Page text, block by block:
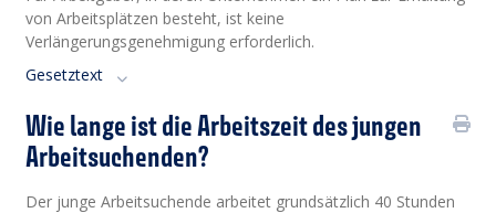
von Arbeitsplätzen besteht, ist keine
Verlängerungsgenehmigung erforderlich.
Gesetztext
Wie lange ist die Arbeitszeit des jungen
Arbeitsuchenden?
Der junge Arbeitsuchende arbeitet grundsätzlich 40 Stunden